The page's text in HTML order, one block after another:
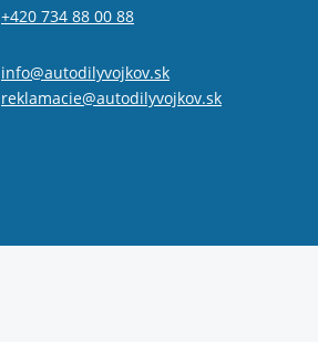
+420 734 88 00 88
info@autodilyvojkov.sk
reklamacie@autodilyvojkov.sk